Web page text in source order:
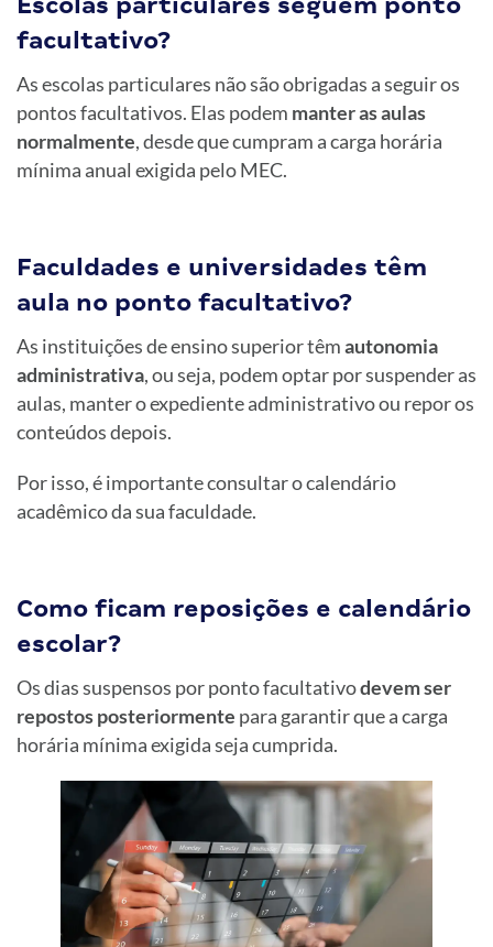
facultativo?
As escolas particulares não são obrigadas a seguir os
pontos facultativos. Elas podem manter as aulas
normalmente, desde que cumpram a carga horária
mínima anual exigida pelo MEC.
Faculdades e universidades têm
aula no ponto facultativo?
As instituições de ensino superior têmautonomia
administrativa, ou seja, podem optar por suspender as
aulas, manter o expediente administrativo ou repor os
conteúdos depois.
Por isso, é importante consultar o calendário
acadêmico da sua faculdade.
Como ficam reposições e calendário
escolar?
Os dias suspensos por ponto facultativodevem ser
repostos posteriormente para garantir que a carga
horária mínima exigida seja cumprida.